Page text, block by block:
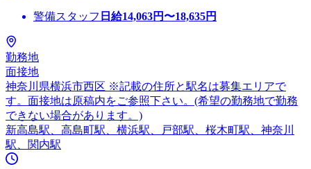
警備スタッフ 日給14,063円〜18,635円
勤務地
面接地
神奈川県横浜市西区 ※記載の住所と駅名は募集エリアで
す。面接地は原稿内をご参照下さい。(希望の勤務地で勤務
できない場合があります。)
新高島駅、高島町駅、横浜駅、戸部駅、桜木町駅、神奈川
駅、関内駅